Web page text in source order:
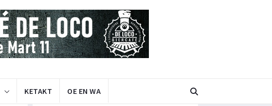
KETAKT OE EN WA